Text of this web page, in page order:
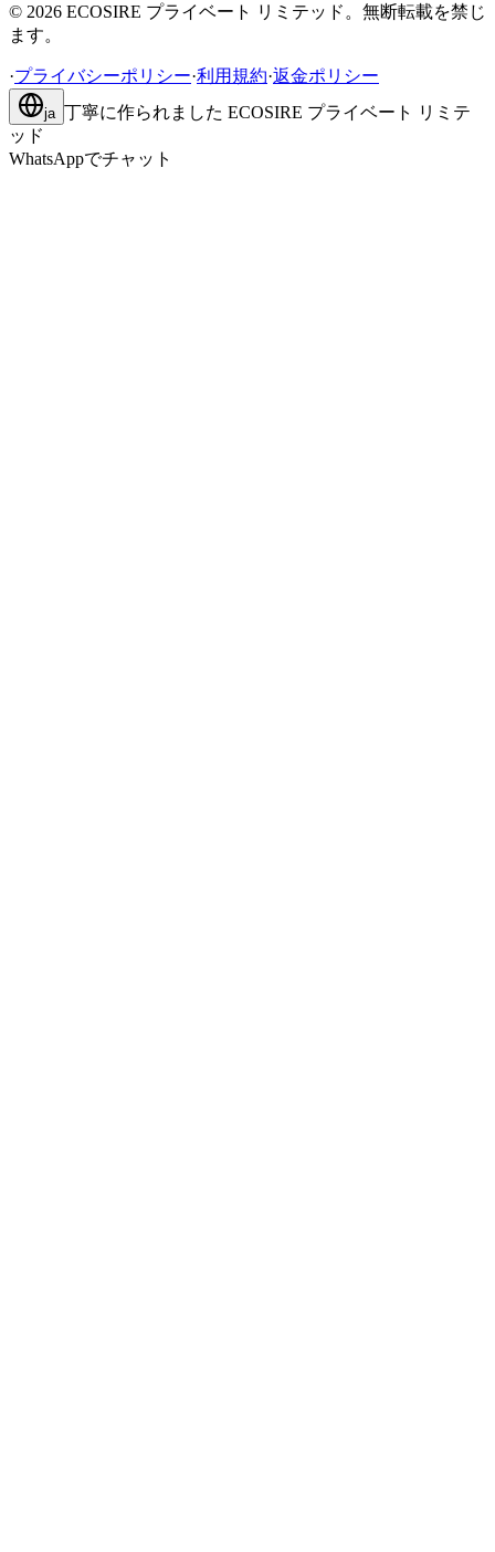
© 2026 ECOSIRE プライベート リミテッド。無断転載を禁じ
ます。
·プライバシーポリシー·利用規約·返金ポリシー
ja 丁寧に作られました ECOSIRE プライベート リミテ
ッド
WhatsAppでチャット